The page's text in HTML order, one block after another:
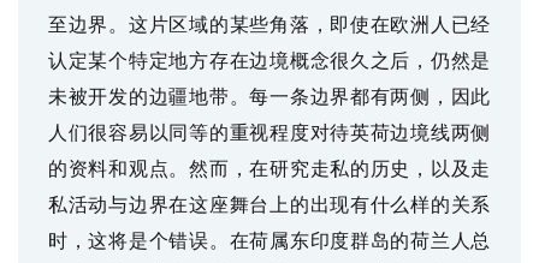
至边界。这片区域的某些角落，即使在欧洲人已经
认定某个特定地方存在边境概念很久之后，仍然是
未被开发的边疆地带。每一条边界都有两侧，因此
人们很容易以同等的重视程度对待英荷边境线两侧
的资料和观点。然而，在研究走私的历史，以及走
私活动与边界在这座舞台上的出现有什么样的关系
时，这将是个错误。在荷属东印度群岛的荷兰人总